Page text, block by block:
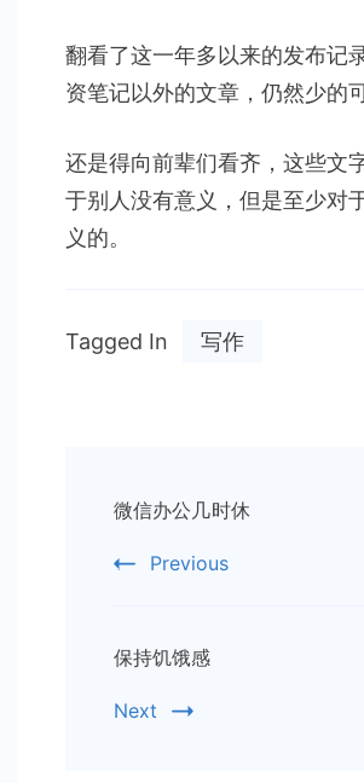
翻看了这一年多以来的发布记
资笔记以外的文章，仍然少的
还是得向前辈们看齐，这些文
于别人没有意义，但是至少对
义的。
Tagged In 写作
Navigation
微信办公几时休
Previous
保持饥饿感
Next